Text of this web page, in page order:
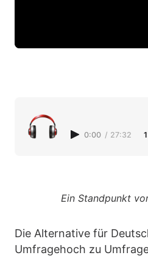
0:00 / 27:32
Ein Standpunkt
Die Alternative für
Umfragehoch zu